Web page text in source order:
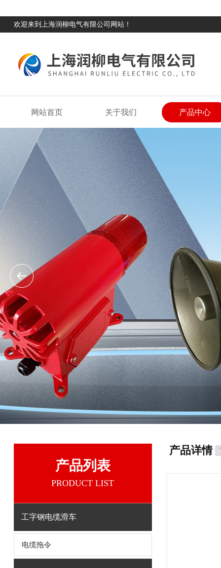
欢迎来到上海润柳电气有限公司网站！
网站首页 关于我们 产品中心
产品列表
PRODUCT LIST
工字钢电缆滑车
电缆拖令
产品详情